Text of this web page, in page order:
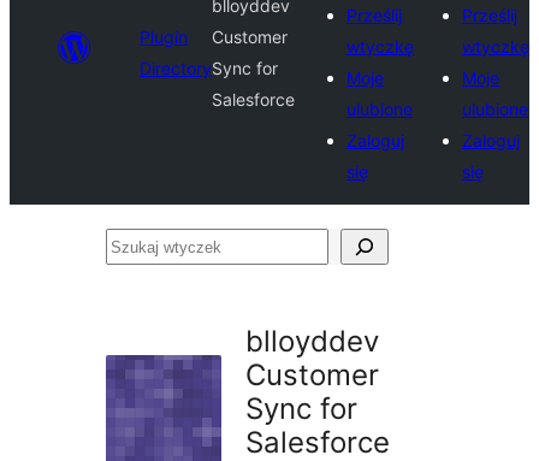
Plugin
Directory
blloyddev
Customer
Sync for
Salesforce
Prześlij
wtyczkę
Moje
ulubione
Zaloguj
się
Prześlij
wtyczkę
Moje
ulubione
Zaloguj
się
Szukaj
blloyddev
Customer
Sync for
Salesforce